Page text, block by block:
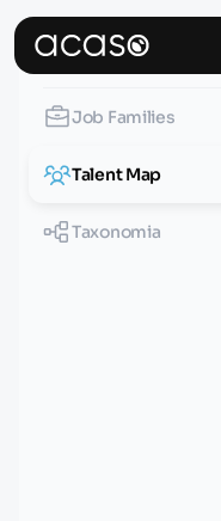
TalentHub
Job Families
Talent Map
Taxonomia